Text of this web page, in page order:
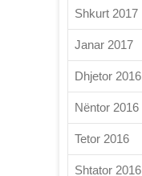
Shkurt 2017
Janar 2017
Dhjetor 2016
Nëntor 2016
Tetor 2016
Shtator 2016